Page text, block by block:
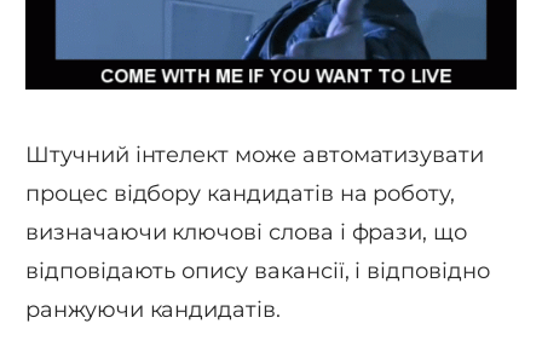
Штучний інтелект може автоматизувати
процес відбору кандидатів на роботу,
визначаючи ключові слова і фрази, що
відповідають опису вакансії, і відповідно
ранжуючи кандидатів.